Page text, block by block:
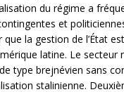
du régime a
et
la gestion de l’État
latine. Le
type brejnévien sans
stalinienne.